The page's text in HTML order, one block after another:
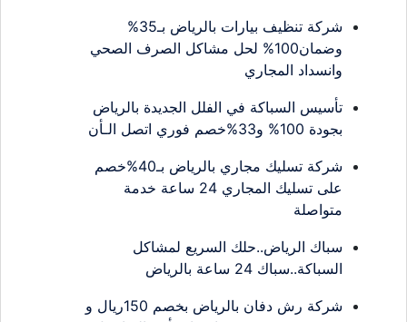
شركة تنظيف بيارات بالرياض بـ35%
وضمان100% لحل مشاكل الصرف الصحي
وانسداد المجاري
تأسيس السباكة في الفلل الجديدة بالرياض
بجودة 100% و33%خصم فوري اتصل الـأن
شركة تسليك مجاري بالرياض بـ40%خصم
على تسليك المجاري 24 ساعة خدمة
متواصلة
سباك الرياض..حلك السريع لمشاكل
السباكة..سباك 24 ساعة بالرياض
شركة رش دفان بالرياض بخصم 150ريال و